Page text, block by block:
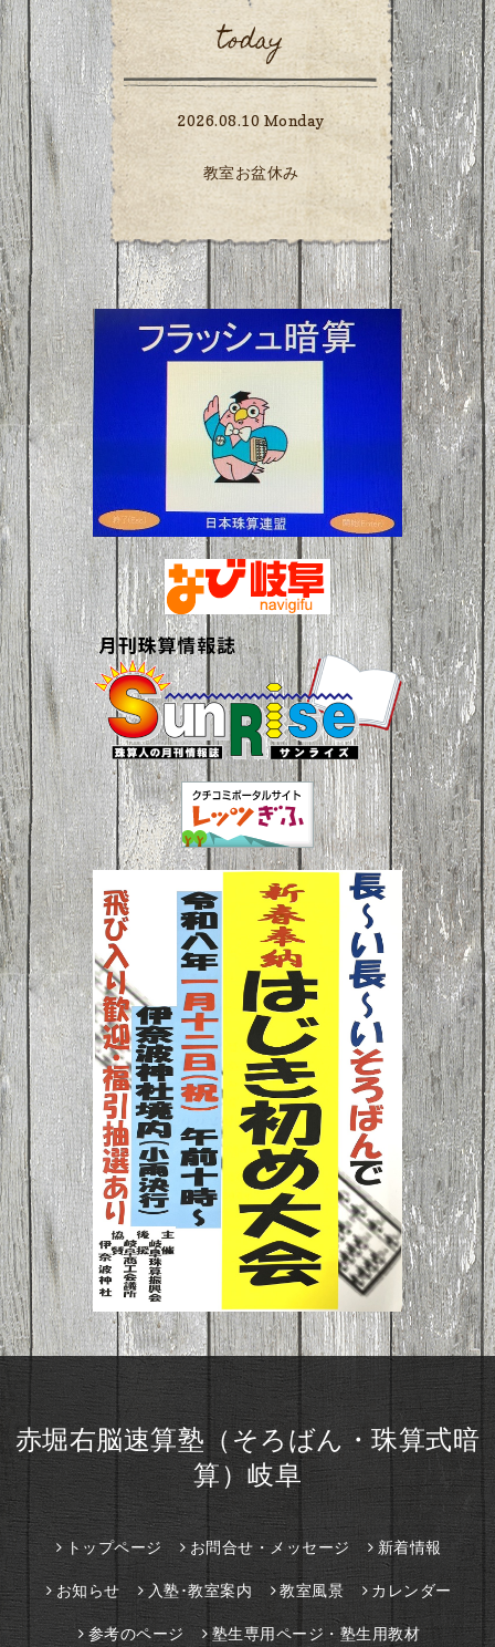
today
2026.08.10 Monday
教室お盆休み
赤堀右脳速算塾（そろばん・珠算式暗
算）岐阜
トップページ お問合せ・メッセージ 新着情報
お知らせ 入塾･教室案内 教室風景 カレンダー
参考のページ 塾生専用ページ・塾生用教材